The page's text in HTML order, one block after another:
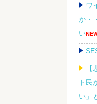
ワ
か・
い
ト民
い」